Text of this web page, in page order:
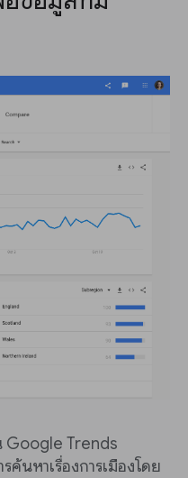
Google Trends
ค้นหาเรื่องการเมืองโดย